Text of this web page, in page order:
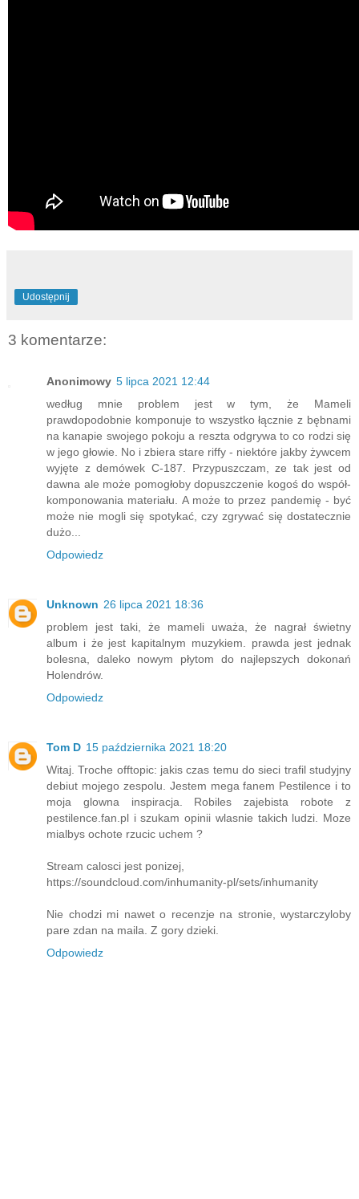
Udostępnij
3 komentarze:
Anonimowy 5 lipca 2021 12:44
według mnie problem jest w tym, że Mameli
prawdopodobnie komponuje to wszystko łącznie z bębnami
na kanapie swojego pokoju a reszta odgrywa to co rodzi się
w jego głowie. No i zbiera stare riffy - niektóre jakby żywcem
wyjęte z demówek C-187. Przypuszczam, ze tak jest od
dawna ale może pomogłoby dopuszczenie kogoś do współ-
komponowania materiału. A może to przez pandemię - być
może nie mogli się spotykać, czy zgrywać się dostatecznie
dużo...
Odpowiedz
Unknown 26 lipca 2021 18:36
problem jest taki, że mameli uważa, że nagrał świetny
album i że jest kapitalnym muzykiem. prawda jest jednak
bolesna, daleko nowym płytom do najlepszych dokonań
Holendrów.
Odpowiedz
Tom D 15 października 2021 18:20
Witaj. Troche offtopic: jakis czas temu do sieci trafil studyjny
debiut mojego zespolu. Jestem mega fanem Pestilence i to
moja glowna inspiracja. Robiles zajebista robote z
pestilence.fan.pl i szukam opinii wlasnie takich ludzi. Moze
mialbys ochote rzucic uchem ?
Stream calosci jest ponizej,
https://soundcloud.com/inhumanity-pl/sets/inhumanity
Nie chodzi mi nawet o recenzje na stronie, wystarczyloby
pare zdan na maila. Z gory dzieki.
Odpowiedz